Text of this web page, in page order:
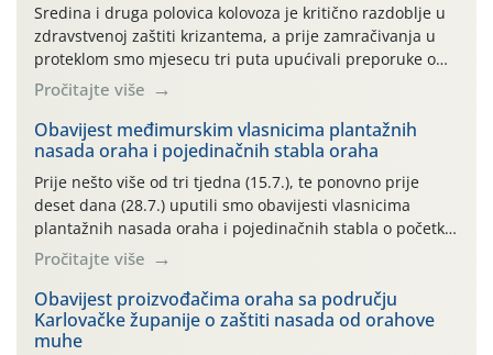
Sredina i druga polovica kolovoza je kritično razdoblje u
zdravstvenoj zaštiti krizantema, a prije zamračivanja u
proteklom smo mjesecu tri puta upućivali preporuke o
preventivnim mjerama zaštite krizantema od najčešćih
uzročnika bolesti, štetnika i fito-fagnih grinja (23.7., 14.7.,
06.7.)! Na početku ovog mjeseca je zabilježeno je
povijesno i ekstremno vruće meteorološko razdoblje, uz
najviše temperature […]
Pročitajte više
Obavijest međimurskim vlasnicima plantažnih
nasada oraha i pojedinačnih stabla oraha
Prije nešto više od tri tjedna (15.7.), te ponovno prije
deset dana (28.7.) uputili smo obavijesti vlasnicima
plantažnih nasada oraha i pojedinačnih stabla o početku
leta i ovogodišnjoj potrebi usmjerenog suzbijanja
orahove muhe (Rhagoletis completa)! Već dvanaest dana
traje drugi ovogodišnji “toplinski udar”, koji naročito
izražen zadnja šest dana (31.7.-05.8.), jer najviše
temperature zraka svakodnevno […]
Pročitajte više
Obavijest proizvođačima oraha sa području
Karlovačke županije o zaštiti nasada od orahove
muhe